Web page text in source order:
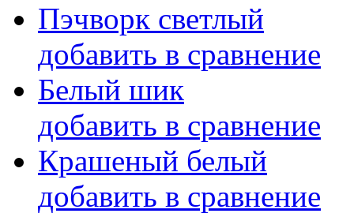
Пэчворк светлый
добавить в сравнение
Белый шик
добавить в сравнение
Крашеный белый
добавить в сравнение